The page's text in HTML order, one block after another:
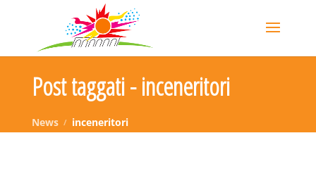
Post taggati - inceneritori
News inceneritori